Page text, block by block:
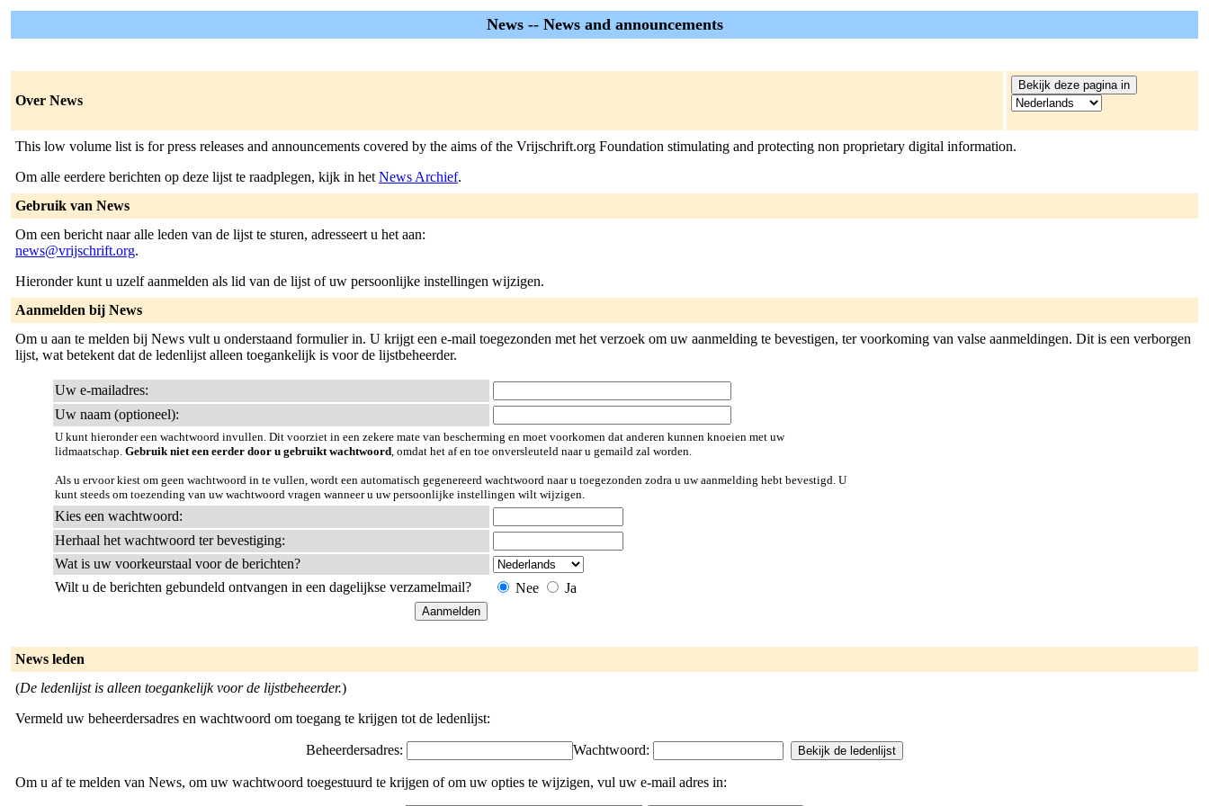
News -- News and announcements
Over News
This low volume list is for press releases and announcements covered by the aims of the Vrijschrift.org Foundation stimulating and protecting non proprietary digital information.
Om alle eerdere berichten op deze lijst te raadplegen, kijk in het News Archief.
Gebruik van News
Om een bericht naar alle leden van de lijst te sturen, adresseert u het aan:
news@vrijschrift.org.
Hieronder kunt u uzelf aanmelden als lid van de lijst of uw persoonlijke instellingen wijzigen.
Aanmelden bij News
Om u aan te melden bij News vult u onderstaand formulier in. U krijgt een e-mail toegezonden met het verzoek om uw aanmelding te bevestigen, ter voorkoming van valse aanmeldingen. Dit is een verborgen
lijst, wat betekent dat de ledenlijst alleen toegankelijk is voor de lijstbeheerder.
Uw e-mailadres:
Uw naam (optioneel):
U kunt hieronder een wachtwoord invullen. Dit voorziet in een zekere mate van bescherming en moet voorkomen dat anderen kunnen knoeien met uw
lidmaatschap. Gebruik niet een eerder door u gebruikt wachtwoord, omdat het af en toe onversleuteld naar u gemaild zal worden.
Als u ervoor kiest om geen wachtwoord in te vullen, wordt een automatisch gegenereerd wachtwoord naar u toegezonden zodra u uw aanmelding hebt bevestigd. U
kunt steeds om toezending van uw wachtwoord vragen wanneer u uw persoonlijke instellingen wilt wijzigen.
Kies een wachtwoord:
Herhaal het wachtwoord ter bevestiging:
Wat is uw voorkeurstaal voor de berichten?
Wilt u de berichten gebundeld ontvangen in een dagelijkse verzamelmail?
Nee Ja
News leden
(De ledenlijst is alleen toegankelijk voor de lijstbeheerder.)
Vermeld uw beheerdersadres en wachtwoord om toegang te krijgen tot de ledenlijst:
Beheerdersadres: Wachtwoord:
Om u af te melden van News, om uw wachtwoord toegestuurd te krijgen of om uw opties te wijzigen, vul uw e-mail adres in: